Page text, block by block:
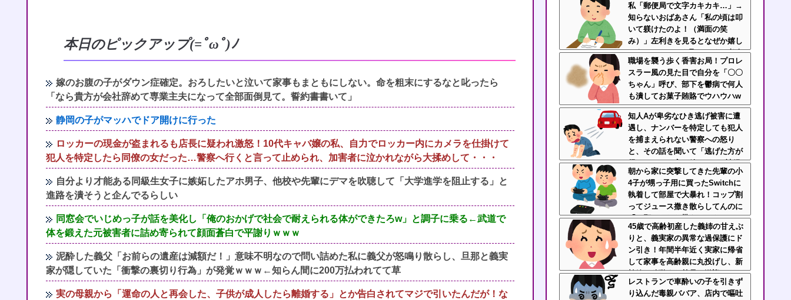
本日のピックアップ(=ﾟωﾟ)ﾉ
嫁のお腹の子がダウン症確定。おろしたいと泣いて家事もまともにしない。命を粗末にするなと叱ったら
「なら貴方が会社辞めて専業主夫になって全部面倒見て。誓約書書いて」
静岡の子がマッハでドア開けに行った
ロッカーの現金が盗まれるも店長に疑われ激怒！10代キャバ嬢の私、自力でロッカー内にカメラを仕掛けて
犯人を特定したら同僚の女だった…警察へ行くと言って止められ、加害者に泣かれながら大揉めして・・・
自分より才能ある同級生女子に嫉妬したアホ男子、他校や先輩にデマを吹聴して「大学進学を阻止する」と
進路を潰そうと企んでるらしい
同窓会でいじめっ子が話を美化し「俺のおかげで社会で耐えられる体ができたろw」と調子に乗る←武道で
体を鍛えた元被害者に詰め寄られて顔面蒼白で平謝りｗｗｗ
泥酔した義父「お前らの遺産は減額だ！」意味不明なので問い詰めた私に義父が怒鳴り散らし、旦那と義実
家が隠していた「衝撃の裏切り行為」が発覚ｗｗｗ←知らん間に200万払われてて草
実の母親から「運命の人と再会した、子供が成人したら離婚する」とか告白されてマジで引いたんだが！な
私「郵便局で文字カキカキ…」→
知らないおばあさん「私の頃は叩
いて躾けたのよ！（満面の笑
み）」左利きを見るとなぜか嬉し
そうにマウントを取ってくる老人
なんなん？
職場を襲う歩く香害お局！プロレ
スラー風の見た目で自分を「〇〇
ちゃん」呼び、部下を鬱病で何人
も潰してお菓子賄賂でウハウハw
ｗｗ
知人Aが卑劣なひき逃げ被害に遭
遇し、ナンバーを特定しても犯人
を捕まえられない警察への怒り
と、その話を聞いて「逃げた方が
得じゃん」と言い放ったBの神経
がわからん
朝から家に突撃してきた先輩の小
4子が甥っ子用に買ったSwitchに
執着して部屋で大暴れ！コップ割
ってジュース撒き散らしてんのに
「お願いしたら貰えるかもｗ」と
ヘラヘラ笑って片付けもしない…
先輩にブチ切れそう
45歳で高齢初産した義姉の甘えぶ
りと、義実家の異常な過保護にド
ン引き！年間半年近く実家に帰省
して家事を高齢親に丸投げし、新
幹線の移動すら義兄に送迎させて
いた・・・
レストランで車酔いの子を引きず
り込んだ毒親ババア、店内で嘔吐